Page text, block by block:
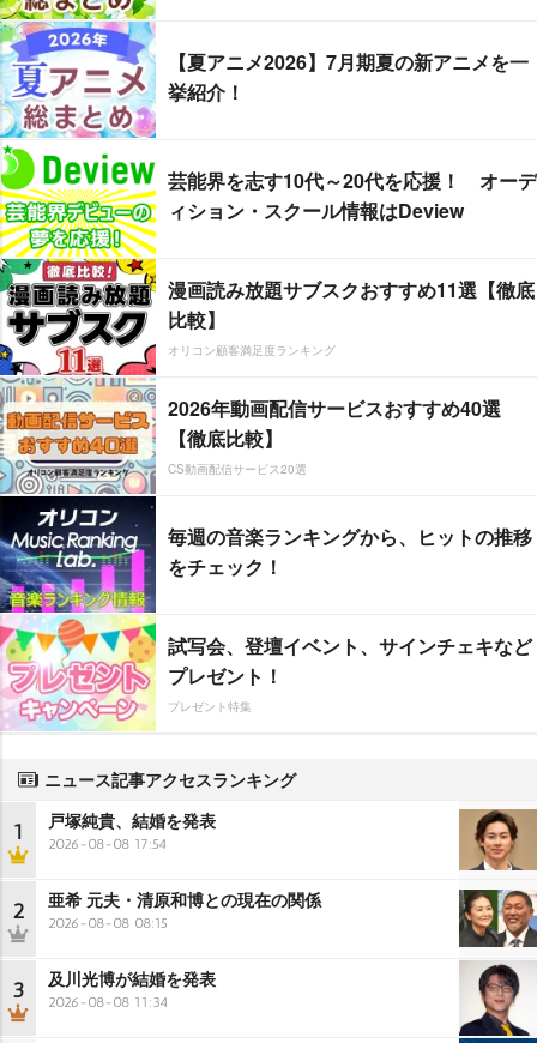
【夏アニメ2026】7月期夏の新アニメを一
挙紹介！
芸能界を志す10代～20代を応援！ オーデ
ィション・スクール情報はDeview
漫画読み放題サブスクおすすめ11選【徹底
比較】
オリコン顧客満足度ランキング
2026年動画配信サービスおすすめ40選
【徹底比較】
CS動画配信サービス20選
毎週の音楽ランキングから、ヒットの推移
をチェック！
試写会、登壇イベント、サインチェキなど
プレゼント！
プレゼント特集
ニュース記事アクセスランキング
1 戸塚純貴、結婚を発表
2026-08-08 17:54
2 亜希 元夫・清原和博との現在の関係
2026-08-08 08:15
3 及川光博が結婚を発表
2026-08-08 11:34